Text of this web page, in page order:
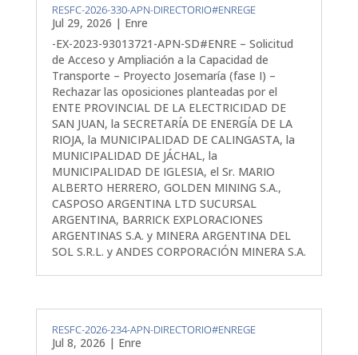
RESFC-2026-330-APN-DIRECTORIO#ENREGE
Jul 29, 2026 | Enre
-EX-2023-93013721-APN-SD#ENRE – Solicitud
de Acceso y Ampliación a la Capacidad de
Transporte – Proyecto Josemaría (fase I) –
Rechazar las oposiciones planteadas por el
ENTE PROVINCIAL DE LA ELECTRICIDAD DE
SAN JUAN, la SECRETARÍA DE ENERGÍA DE LA
RIOJA, la MUNICIPALIDAD DE CALINGASTA, la
MUNICIPALIDAD DE JÁCHAL, la
MUNICIPALIDAD DE IGLESIA, el Sr. MARIO
ALBERTO HERRERO, GOLDEN MINING S.A.,
CASPOSO ARGENTINA LTD SUCURSAL
ARGENTINA, BARRICK EXPLORACIONES
ARGENTINAS S.A. y MINERA ARGENTINA DEL
SOL S.R.L. y ANDES CORPORACIÓN MINERA S.A.
RESFC-2026-234-APN-DIRECTORIO#ENREGE
Jul 8, 2026 | Enre